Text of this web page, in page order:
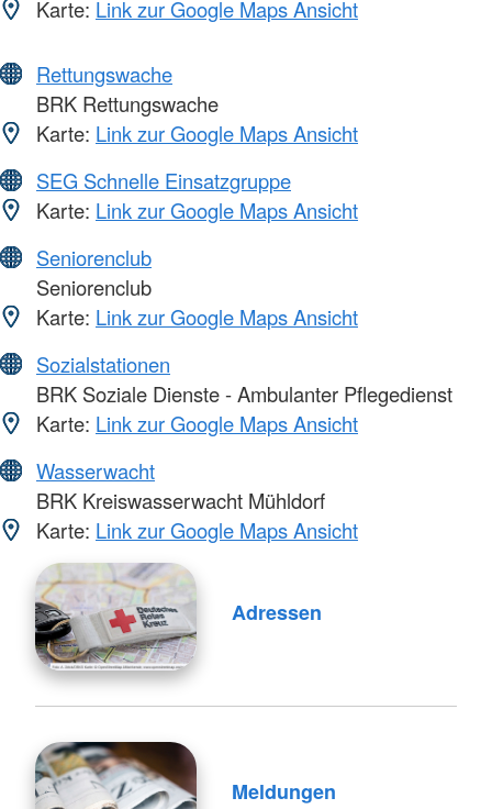
Karte: Link zur Google Maps Ansicht
Rettungswache
BRK Rettungswache
Karte: Link zur Google Maps Ansicht
SEG Schnelle Einsatzgruppe
Karte: Link zur Google Maps Ansicht
Seniorenclub
Seniorenclub
Karte: Link zur Google Maps Ansicht
Sozialstationen
BRK Soziale Dienste - Ambulanter Pflegedienst
Karte: Link zur Google Maps Ansicht
Wasserwacht
BRK Kreiswasserwacht Mühldorf
Karte: Link zur Google Maps Ansicht
Adressen
Meldungen